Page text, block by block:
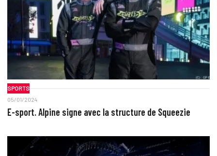
SPORTS
05/01/2024
E-sport. Alpine signe avec la structure de Squeezie